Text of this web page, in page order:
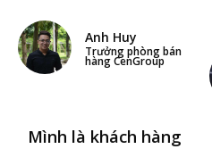
Anh Huy
Trưởng phòng bán
hàng CenGroup
Mình là khách hàng